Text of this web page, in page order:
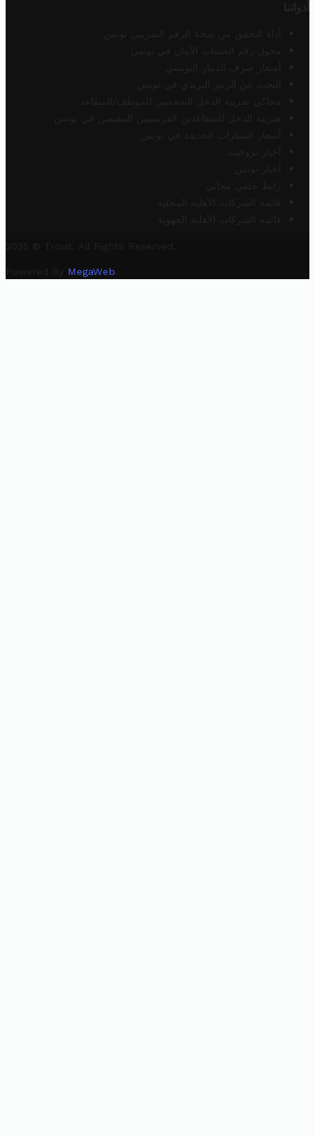
أدواتنا
أداة التحقق من صحة الرقم الضريبي تونس
محول رقم الحساب الآيبان في تونس
أسعار صرف الدينار التونسي
البحث عن الرمز البريدي في تونس
محاكي ضريبة الدخل الشخصي للموظف/المتقاعد
ضريبة الدخل للمتقاعدين الفرنسيين المقيمين في تونس
أسعار السيارات الجديدة في تونس
أخبار تروفيت
أخبار تونس
رابط خلفي مجاني
قائمة الشركات الأهلية المحلية
قائمة الشركات الأهلية الجهوية
2025 © Trovit. All Rights Reserved.
Powered By MegaWeb